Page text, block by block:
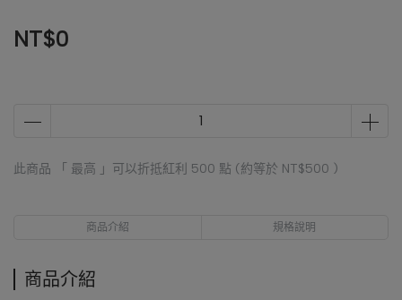
NT$0
此商品 「 最高 」可以折抵紅利 500 點 (約等於 NT$500 )
商品介紹 規格說明
商品介紹